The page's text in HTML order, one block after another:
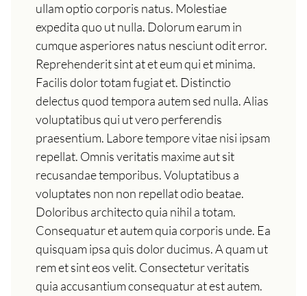
ullam optio corporis natus. Molestiae
expedita quo ut nulla. Dolorum earum in
cumque asperiores natus nesciunt odit error.
Reprehenderit sint at et eum qui et minima.
Facilis dolor totam fugiat et. Distinctio
delectus quod tempora autem sed nulla. Alias
voluptatibus qui ut vero perferendis
praesentium. Labore tempore vitae nisi ipsam
repellat. Omnis veritatis maxime aut sit
recusandae temporibus. Voluptatibus a
voluptates non non repellat odio beatae.
Doloribus architecto quia nihil a totam.
Consequatur et autem quia corporis unde. Ea
quisquam ipsa quis dolor ducimus. A quam ut
rem et sint eos velit. Consectetur veritatis
quia accusantium consequatur at est autem.